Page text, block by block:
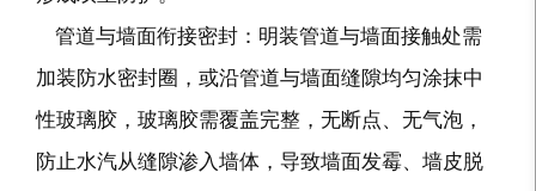
管道与墙面衔接密封：明装管道与墙面接触处需
加装防水密封圈，或沿管道与墙面缝隙均匀涂抹中
性玻璃胶，玻璃胶需覆盖完整，无断点、无气泡，
防止水汽从缝隙渗入墙体，导致墙面发霉、墙皮脱